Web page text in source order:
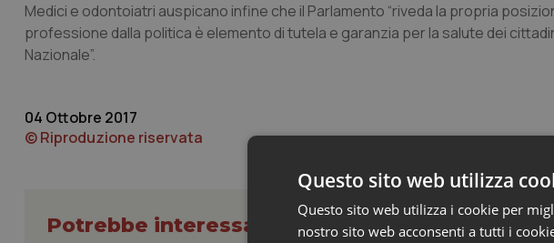
Medici e odontoiatri auspicano infine che il Parlamento “riveda la propria
professione dalla politica è elemento di tutela e garanzia per la salute dei
Nazionale”.
04 Ottobre 2017
© Riproduzione riservata
Potrebbe interessarti in Governo e Parlamento
Questo sito web utilizza
Questo sito web utilizza i cookie per
nostro sito web acconsenti a tutti i